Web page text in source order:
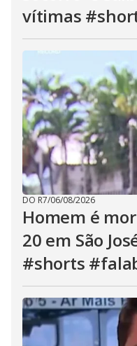
vítimas
DO R7/06/08/2026
Homem é
20 em São
#shorts